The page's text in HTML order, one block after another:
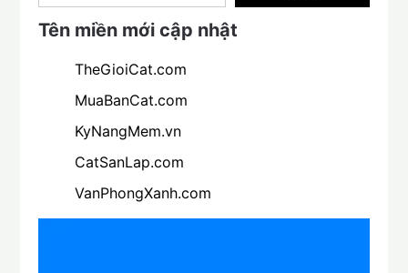
Tên miền mới cập nhật
TheGioiCat.com
MuaBanCat.com
KyNangMem.vn
CatSanLap.com
VanPhongXanh.com